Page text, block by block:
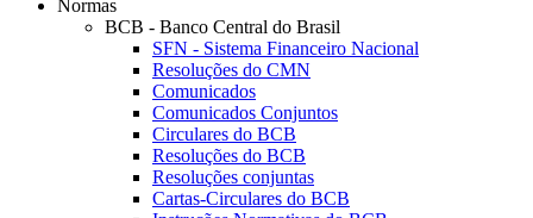
Normas
BCB - Banco Central do Brasil
SFN - Sistema Financeiro Nacional
Resoluções do CMN
Comunicados
Comunicados Conjuntos
Circulares do BCB
Resoluções do BCB
Resoluções conjuntas
Cartas-Circulares do BCB